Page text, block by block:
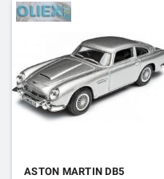
ASTON MARTIN DB5